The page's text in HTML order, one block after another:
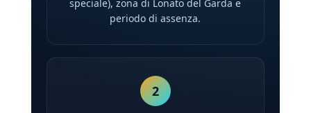
speciale), zona di Lonato del Garda e
periodo di assenza.
2